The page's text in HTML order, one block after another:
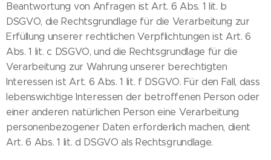
Beantwortung von Anfragen ist Art. 6 Abs. 1 lit. b
DSGVO, die Rechtsgrundlage für die Verarbeitung zur
Erfüllung unserer rechtlichen Verpflichtungen ist Art. 6
Abs. 1 lit. c DSGVO, und die Rechtsgrundlage für die
Verarbeitung zur Wahrung unserer berechtigten
Interessen ist Art. 6 Abs. 1 lit. f DSGVO. Für den Fall, dass
lebenswichtige Interessen der betroffenen Person oder
einer anderen natürlichen Person eine Verarbeitung
personenbezogener Daten erforderlich machen, dient
Art. 6 Abs. 1 lit. d DSGVO als Rechtsgrundlage.